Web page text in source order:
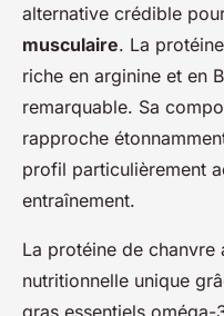
alternative crédible
musculaire. La
riche en arginine et en
remarquable. Sa
rapproche
profil particulièrement
entraînement.
La protéine de chanvre
nutritionnelle unique
gras essentiels